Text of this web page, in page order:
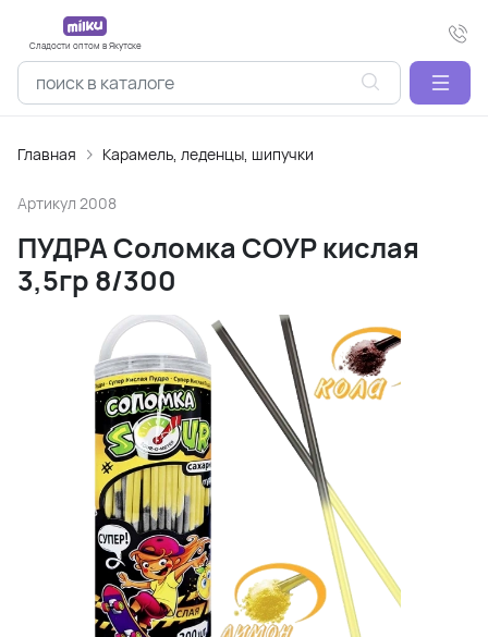
Сладости оптом в Якутске
Главная Карамель, леденцы, шипучки
Артикул 2008
ПУДРА Соломка СОУР кислая
3,5гр 8/300